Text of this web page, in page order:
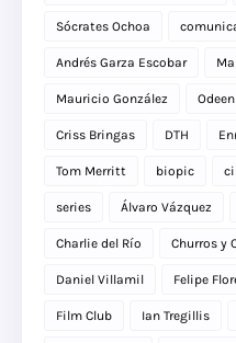
Sócrates Ochoa
Andrés Garza Escobar
Mauricio González
Criss Bringas DTH
Tom Merritt biopic
series Álvaro Vázquez
Charlie del Río Churros y
Daniel Villamil Felipe
Film Club Ian Tregillis